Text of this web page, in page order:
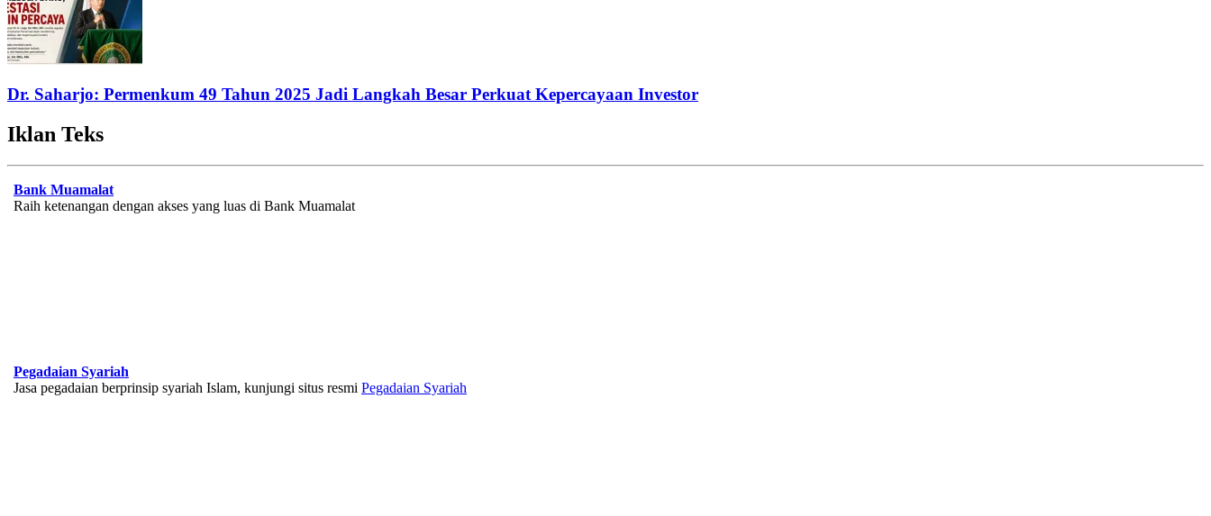
Dr. Saharjo: Permenkum 49 Tahun 2025 Jadi Langkah Besar Perkuat Kepercayaan Investor
Iklan Teks
Bank Muamalat
Raih ketenangan dengan akses yang luas di Bank Muamalat
Pegadaian Syariah
Jasa pegadaian berprinsip syariah Islam, kunjungi situs resmi Pegadaian Syariah